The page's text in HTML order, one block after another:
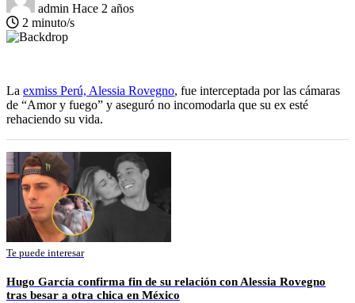
admin Hace 2 años
2 minuto/s
La exmiss Perú, Alessia Rovegno, fue interceptada por las cámaras
de “Amor y fuego” y aseguró no incomodarla que su ex esté
rehaciendo su vida.
Te puede interesar
Hugo García confirma fin de su relación con Alessia Rovegno
tras besar a otra chica en México